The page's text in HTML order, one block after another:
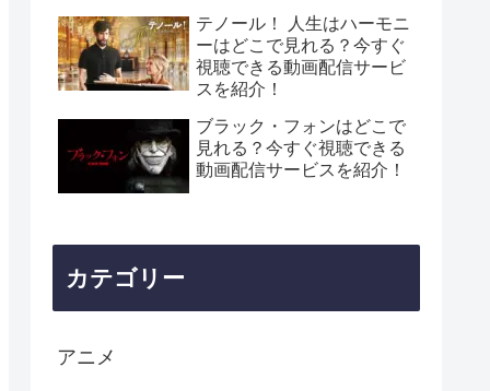
テノール！ 人生はハーモニ
ーはどこで見れる？今すぐ
視聴できる動画配信サービ
スを紹介！
ブラック・フォンはどこで
見れる？今すぐ視聴できる
動画配信サービスを紹介！
カテゴリー
アニメ